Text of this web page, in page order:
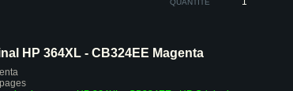
QUANTITÉ
HP 364XL - CB324EE Magenta